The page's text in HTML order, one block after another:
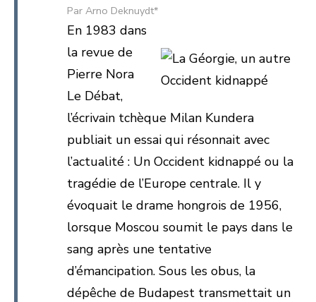
Arno Deknuydt*
En 1983 dans
la revue de
Pierre Nora
Le Débat,
l’écrivain tchèque Milan Kundera
publiait un essai qui résonnait avec
l’actualité : Un Occident kidnappé ou la
tragédie de l’Europe centrale. Il y
évoquait le drame hongrois de 1956,
lorsque Moscou soumit le pays dans le
sang après une tentative
d’émancipation. Sous les obus, la
dépêche de Budapest transmettait un